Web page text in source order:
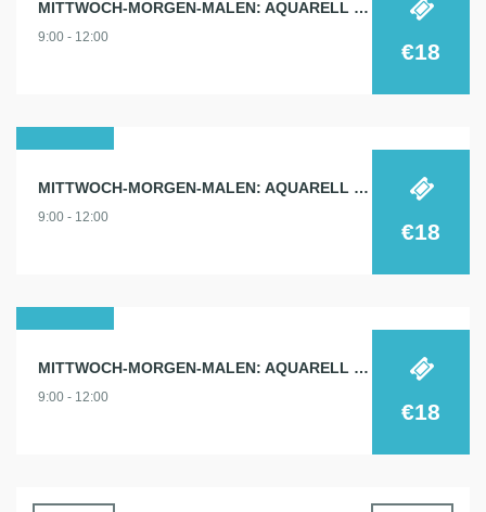
2025
MITTWOCH-MORGEN-MALEN: AQUARELL 21.5.
9:00 - 12:00
€18
2025
MITTWOCH-MORGEN-MALEN: AQUARELL 30.4.
9:00 - 12:00
€18
2025
MITTWOCH-MORGEN-MALEN: AQUARELL 18.6.
9:00 - 12:00
€18